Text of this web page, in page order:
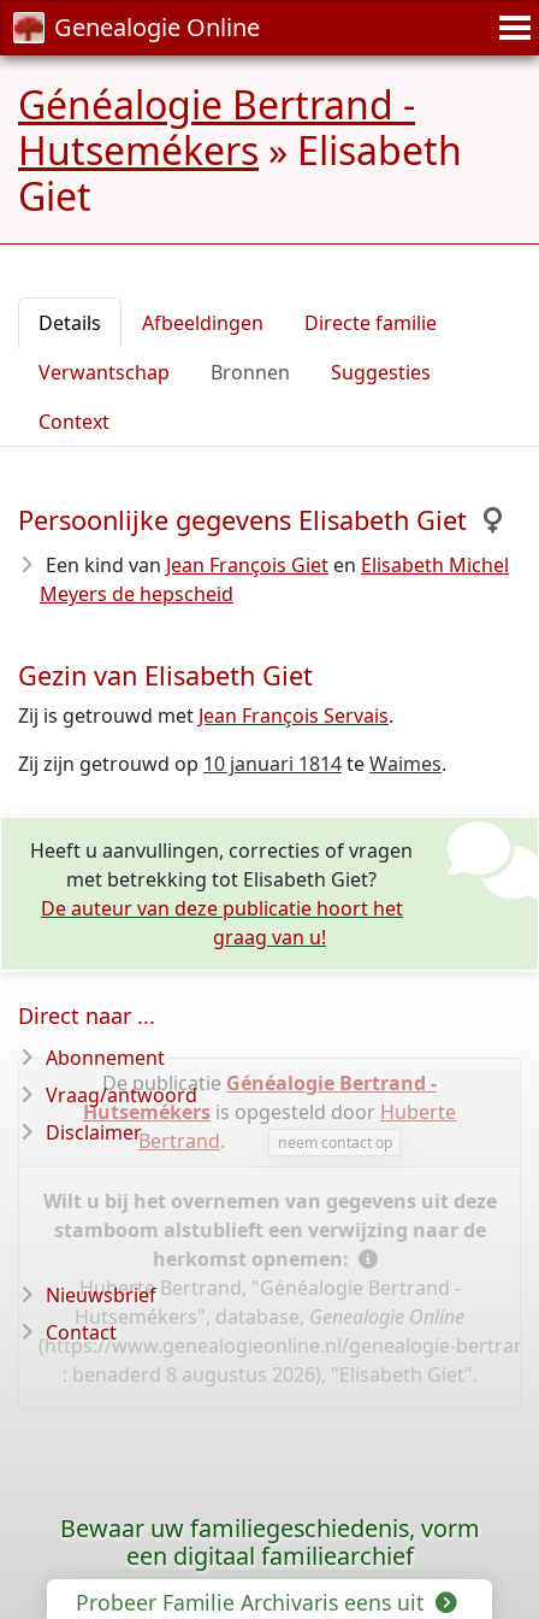
Genealogie Online
Généalogie Bertrand -
Hutsemékers » Elisabeth
Giet
Details Afbeeldingen
Directe familie
Verwantschap
Bronnen
Suggesties
Context
Persoonlijke gegevens Elisabeth Giet
Een kind van Jean François Giet en Elisabeth Michel
Meyers de hepscheid
Gezin van Elisabeth Giet
Zij is getrouwd met Jean François Servais.
Zij zijn getrouwd op 10 januari 1814teWaimes.
Heeft u aanvullingen, correcties of vragen
met betrekking tot Elisabeth Giet?
De auteur van deze publicatie hoort het
graag van u!
De publicatie Généalogie Bertrand -
Hutsemékers is opgesteld door Huberte
Bertrand. neem contact op
Wilt u bij het overnemen van gegevens uit deze
stamboom alstublieft een verwijzing naar de
herkomst opnemen:
Huberte Bertrand, "Généalogie Bertrand -
Hutsemékers", database, Genealogie Online
(https://www.genealogieonline.nl/genealogie-
: benaderd 8 augustus 2026), "Elisabeth Giet".
Direct naar ...
Abonnement
Vraag/antwoord
Disclaimer
Nieuwsbrief
Contact
Bewaar uw familiegeschiedenis, vorm
een digitaal familiearchief
Probeer Familie Archivaris eens uit